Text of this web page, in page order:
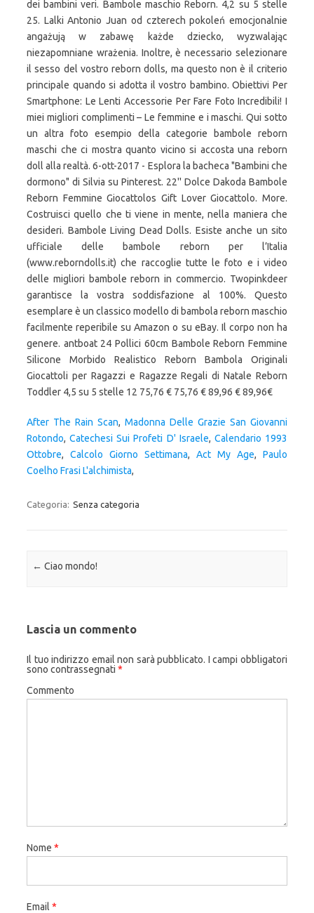
dei bambini veri. Bambole maschio Reborn. 4,2 su 5 stelle
25. Lalki Antonio Juan od czterech pokoleń emocjonalnie
angażują w zabawę każde dziecko, wyzwalając
niezapomniane wrażenia. Inoltre, è necessario selezionare
il sesso del vostro reborn dolls, ma questo non è il criterio
principale quando si adotta il vostro bambino. Obiettivi Per
Smartphone: Le Lenti Accessorie Per Fare Foto Incredibili! I
miei migliori complimenti – Le femmine e i maschi. Qui sotto
un altra foto esempio della categorie bambole reborn
maschi che ci mostra quanto vicino si accosta una reborn
doll alla realtà. 6-ott-2017 - Esplora la bacheca "Bambini che
dormono" di Silvia su Pinterest. 22'' Dolce Dakoda Bambole
Reborn Femmine Giocattolos Gift Lover Giocattolo. More.
Costruisci quello che ti viene in mente, nella maniera che
desideri. Bambole Living Dead Dolls. Esiste anche un sito
ufficiale delle bambole reborn per l’Italia
(www.reborndolls.it) che raccoglie tutte le foto e i video
delle migliori bambole reborn in commercio. Twopinkdeer
garantisce la vostra soddisfazione al 100%. Questo
esemplare è un classico modello di bambola reborn maschio
facilmente reperibile su Amazon o su eBay. Il corpo non ha
genere. antboat 24 Pollici 60cm Bambole Reborn Femmine
Silicone Morbido Realistico Reborn Bambola Originali
Giocattoli per Ragazzi e Ragazze Regali di Natale Reborn
Toddler 4,5 su 5 stelle 12 75,76 € 75,76 € 89,96 € 89,96€
After The Rain Scan, Madonna Delle Grazie San Giovanni
Rotondo,Catechesi Sui Profeti D' Israele, Calendario 1993
Ottobre, Calcolo Giorno Settimana, Act My Age, Paulo
Coelho Frasi L'alchimista,
Categoria: Senza categoria
Navigazione articolo
← Ciao mondo!
Lascia un commento
Il tuo indirizzo email non sarà pubblicato. I campi obbligatori
sono contrassegnati *
Commento
Nome *
Email *